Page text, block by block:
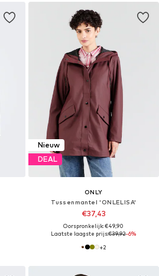
Nieuw
DEAL
ONLY
Tussenmantel 'ONLELISA'
€37,43
Oorspronkelijk: €49,90
Laatste laagste prijs:€39,92-6%
+2